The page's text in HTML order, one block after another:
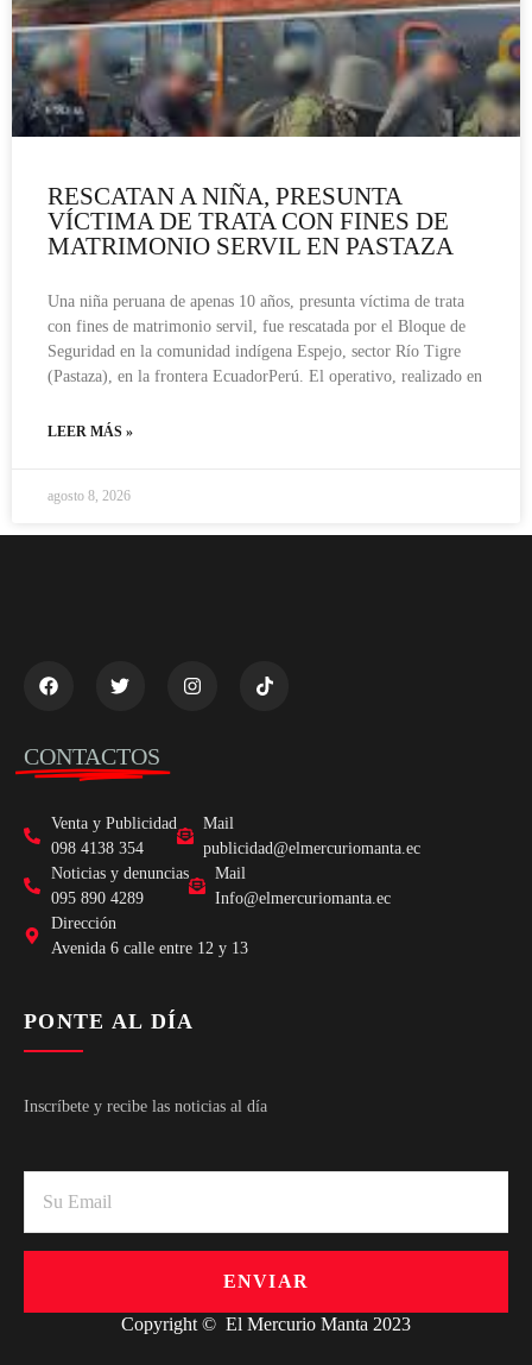
RESCATAN A NIÑA, PRESUNTA
VÍCTIMA DE TRATA CON FINES DE
MATRIMONIO SERVIL EN PASTAZA
Una niña peruana de apenas 10 años, presunta víctima de trata
con fines de matrimonio servil, fue rescatada por el Bloque de
Seguridad en la comunidad indígena Espejo, sector Río Tigre
(Pastaza), en la frontera EcuadorPerú. El operativo, realizado en
LEER MÁS »
agosto 8, 2026
CONTACTOS
Venta y Publicidad
098 4138 354
Mail
publicidad@elmercuriomanta.ec
Noticias y denuncias
095 890 4289
Mail
Info@elmercuriomanta.ec
Dirección
Avenida 6 calle entre 12 y 13
PONTE AL DÍA
Inscríbete y recibe las noticias al día
ENVIAR
Copyright © El Mercurio Manta 2023